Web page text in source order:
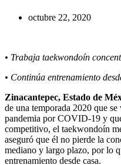
octubre 22, 2020
• Trabaja taekwondoín
• Continúa entrenamiento
Zinacantepec, Estado de
de una temporada 2020 que
pandemia por COVID-19 y
competitivo, el taekwondoín
aseguró que él no pierde la
mediano y largo plazo, por lo
entrenamiento desde casa.